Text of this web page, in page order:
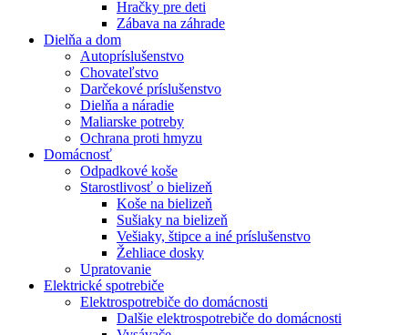
Hračky pre deti
Zábava na záhrade
Dielňa a dom
Autopríslušenstvo
Chovateľstvo
Darčekové príslušenstvo
Dielňa a náradie
Maliarske potreby
Ochrana proti hmyzu
Domácnosť
Odpadkové koše
Starostlivosť o bielizeň
Koše na bielizeň
Sušiaky na bielizeň
Vešiaky, štipce a iné príslušenstvo
Žehliace dosky
Upratovanie
Elektrické spotrebiče
Elektrospotrebiče do domácnosti
Dalšie elektrospotrebiče do domácnosti